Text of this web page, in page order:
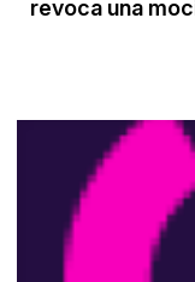
revoca una